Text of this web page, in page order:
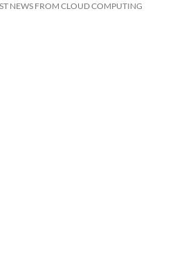
NEWS FROM CLOUD COMPUTING